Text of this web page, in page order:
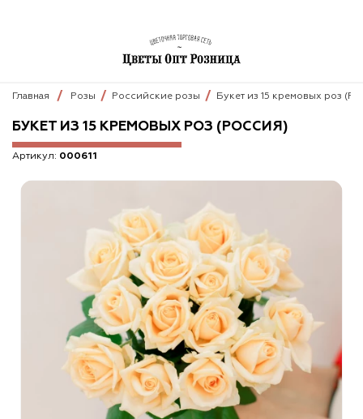
Главная Розы Российские розы Букет из 15 кремовых роз
БУКЕТ ИЗ 15 КРЕМОВЫХ РОЗ (РОССИЯ)
Артикул: 000611